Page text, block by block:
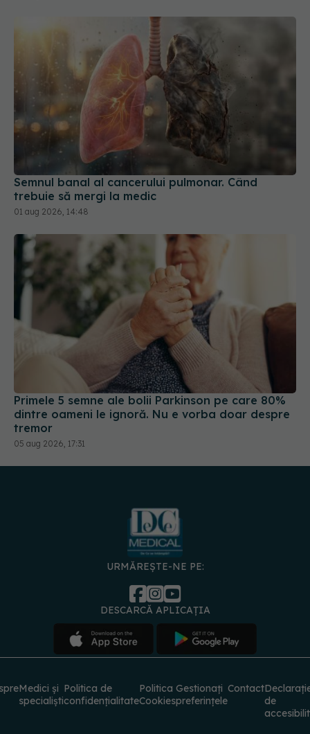
Semnul banal al cancerului pulmonar. Când
trebuie să mergi la medic
01 aug 2026, 14:48
Primele 5 semne ale bolii Parkinson pe care 80%
dintre oameni le ignoră. Nu e vorba doar despre
tremor
05 aug 2026, 17:31
URMĂREȘTE-NE PE:
DESCARCĂ APLICAȚIA
Medici și
specialiști
Politica de
confidențialitate
Politica
Cookies
Gestionați
preferințele
Contact
de